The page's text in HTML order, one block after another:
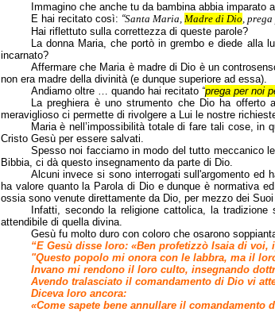
Immagino che anche tu da bambina abbia imparato
E hai recitato così: “Santa Maria, Madre di Dio,
Hai riflettuto sulla correttezza di queste parole?
La donna Maria, che portò in grembo e diede alla
incarnato?
Affermare che Maria è madre di Dio è un
non era madre della divinità (e dunque superiore ad essa).
Andiamo oltre … quando hai recitato “prega per noi
La preghiera è uno strumento che Dio ha
meraviglioso ci permette di rivolgere a Lui le nostre
Maria è nell’impossibilità totale di fare tali cose, in
Cristo Gesù per essere salvati.
Spesso noi facciamo in modo del tutto meccanico
Bibbia, ci dà questo insegnamento da parte di Dio.
Alcuni invece si sono interrogati sull'argomento ed
ha valore quanto la Parola di Dio e dunque è normativa
ossia sono venute direttamente da Dio, per mezzo dei
Infatti, secondo la religione cattolica, la
attendibile di quella divina.
Gesù fu molto duro con coloro che osarono
“E Gesù disse loro: «Ben profetizzò Isaia di
"Questo popolo mi onora con le labbra, ma il
Invano mi rendono il loro culto, insegnando
Avendo tralasciato il comandamento di Dio vi
Diceva loro ancora:
«Come sapete bene annullare il comandamento